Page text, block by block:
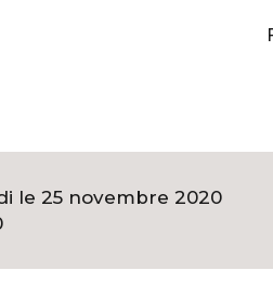
le 25 novembre 2020